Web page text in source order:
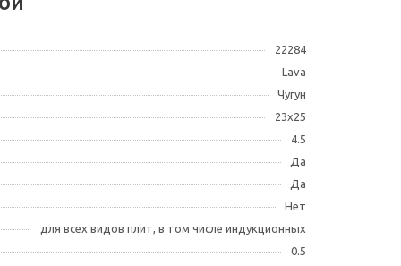
22284
Lava
Чугун
23x25
4.5
Да
Да
Нет
для всех видов плит, в том числе индукционных
0.5